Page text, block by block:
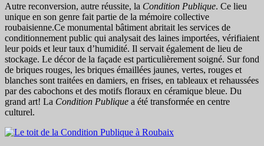
Autre reconversion, autre réussite, la Condition Publique. Ce lieu
unique en son genre fait partie de la mémoire collective
roubaisienne.Ce monumental bâtiment abritait les services de
conditionnement public qui analysait des laines importées, vérifiaient
leur poids et leur taux d’humidité. Il servait également de lieu de
stockage. Le décor de la façade est particulièrement soigné. Sur fond
de briques rouges, les briques émaillées jaunes, vertes, rouges et
blanches sont traitées en damiers, en frises, en tableaux et rehaussées
par des cabochons et des motifs floraux en céramique bleue. Du
grand art! La Condition Publique a été transformée en centre
culturel.